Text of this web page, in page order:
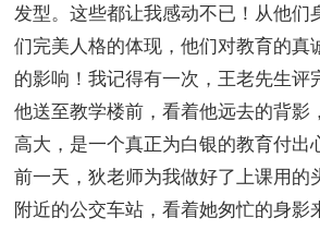
发型。这些都让我感动不已！从他们
们完美人格的体现，他们对教育的真
的影响！我记得有一次，王老先生评
他送至教学楼前，看着他远去的背影
高大，是一个真正为白银的教育付出
前一天，狄老师为我做好了上课用的
附近的公交车站，看着她匆忙的身影